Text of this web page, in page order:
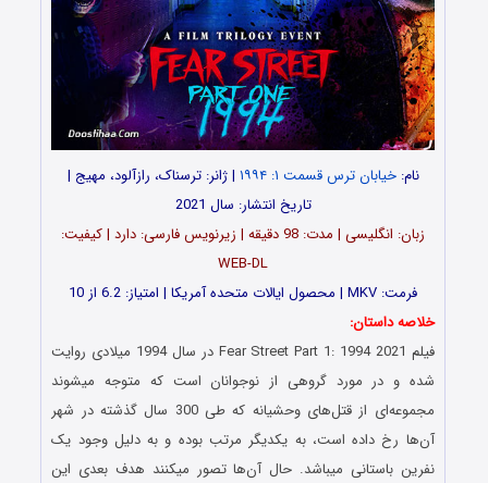
نام:خیابان ترس قسمت ۱: ۱۹۹۴
| ژانر: ترسناک، رازآلود، مهیج |
تاریخ انتشار: سال 2021
زبان: انگلیسی | مدت: 98 دقیقه | زیرنویس فارسی: دارد | کیفیت:
WEB-DL
فرمت: MKV | محصول ایالات متحده آمریکا | امتیاز: 6.2 از 10
خلاصه داستان:
فیلم Fear Street Part 1: 1994 2021 در سال 1994 میلادی روایت
شده و در مورد گروهی از نوجوانان است که متوجه میشوند
مجموعه‌ای از قتل‌های وحشیانه که طی 300 سال گذشته در شهر
آن‌ها رخ داده است، به یکدیگر مرتب بوده و به دلیل وجود یک
نفرین باستانی میباشد. حال آن‌ها تصور میکنند هدف بعدی این